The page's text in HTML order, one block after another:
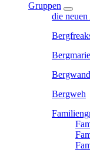
Gruppen
die
Bergweh